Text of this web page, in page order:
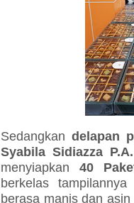
Sedangkan delapan
Syabila Sidiazza
menyiapkan 40
berkelas
berasa manis dan